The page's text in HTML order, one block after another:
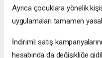
Ayrıca çocuklara yönelik
uygulamaları tamamen
İndirimli satış
hesabında da değişikliğe